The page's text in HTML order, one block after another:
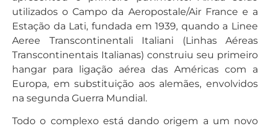
utilizados o Campo da Aeropostale/Air France e a
Estação da Lati, fundada em 1939, quando a Linee
Aeree Transcontinentali Italiani (Linhas Aéreas
Transcontinentais Italianas) construiu seu primeiro
hangar para ligação aérea das Américas com a
Europa, em substituição aos alemães, envolvidos
na segunda Guerra Mundial.
Todo o complexo está dando origem a um novo